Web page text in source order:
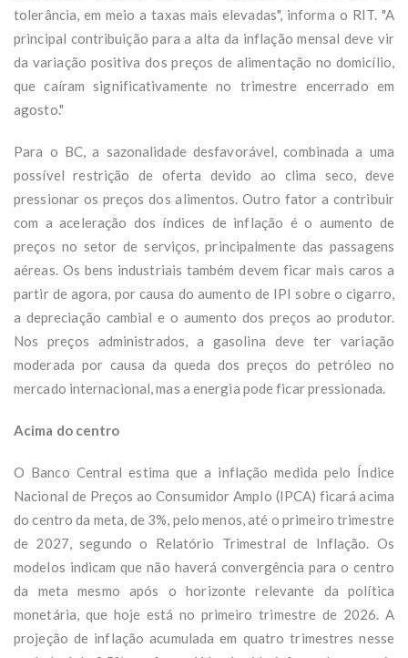
tolerância, em meio a taxas mais elevadas", informa o RIT. "A
principal contribuição para a alta da inflação mensal deve vir
da variação positiva dos preços de alimentação no domicílio,
que caíram significativamente no trimestre encerrado em
agosto."
Para o BC, a sazonalidade desfavorável, combinada a uma
possível restrição de oferta devido ao clima seco, deve
pressionar os preços dos alimentos. Outro fator a contribuir
com a aceleração dos índices de inflação é o aumento de
preços no setor de serviços, principalmente das passagens
aéreas. Os bens industriais também devem ficar mais caros a
partir de agora, por causa do aumento de IPI sobre o cigarro,
a depreciação cambial e o aumento dos preços ao produtor.
Nos preços administrados, a gasolina deve ter variação
moderada por causa da queda dos preços do petróleo no
mercado internacional, mas a energia pode ficar pressionada.
Acima do centro
O Banco Central estima que a inflação medida pelo Índice
Nacional de Preços ao Consumidor Amplo (IPCA) ficará acima
do centro da meta, de 3%, pelo menos, até o primeiro trimestre
de 2027, segundo o Relatório Trimestral de Inflação. Os
modelos indicam que não haverá convergência para o centro
da meta mesmo após o horizonte relevante da política
monetária, que hoje está no primeiro trimestre de 2026. A
projeção de inflação acumulada em quatro trimestres nesse